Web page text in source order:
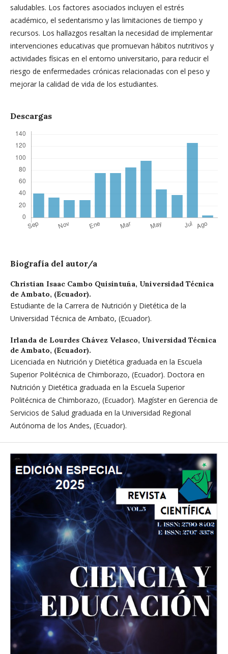
saludables. Los factores asociados incluyen el estrés
académico, el sedentarismo y las limitaciones de tiempo y
recursos. Los hallazgos resaltan la necesidad de implementar
intervenciones educativas que promuevan hábitos nutritivos y
actividades físicas en el entorno universitario, para reducir el
riesgo de enfermedades crónicas relacionadas con el peso y
mejorar la calidad de vida de los estudiantes.
Descargas
Biografía del autor/a
Christian Isaac Cambo Quisintuña, Universidad Técnica
de Ambato, (Ecuador).
Estudiante de la Carrera de Nutrición y Dietética de la
Universidad Técnica de Ambato, (Ecuador).
Irlanda de Lourdes Chávez Velasco, Universidad Técnica
de Ambato, (Ecuador).
Licenciada en Nutrición y Dietética graduada en la Escuela
Superior Politécnica de Chimborazo, (Ecuador). Doctora en
Nutrición y Dietética graduada en la Escuela Superior
Politécnica de Chimborazo, (Ecuador). Magíster en Gerencia de
Servicios de Salud graduada en la Universidad Regional
Autónoma de los Andes, (Ecuador).